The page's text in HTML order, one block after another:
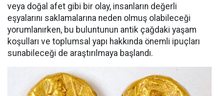
veya doğal afet gibi bir olay, insanların değerli
eşyalarını saklamalarına neden olmuş olabileceği
yorumlanırken, bu buluntunun antik çağdaki yaşam
koşulları ve toplumsal yapı hakkında önemli ipuçları
sunabileceği de araştırılmaya başlandı.